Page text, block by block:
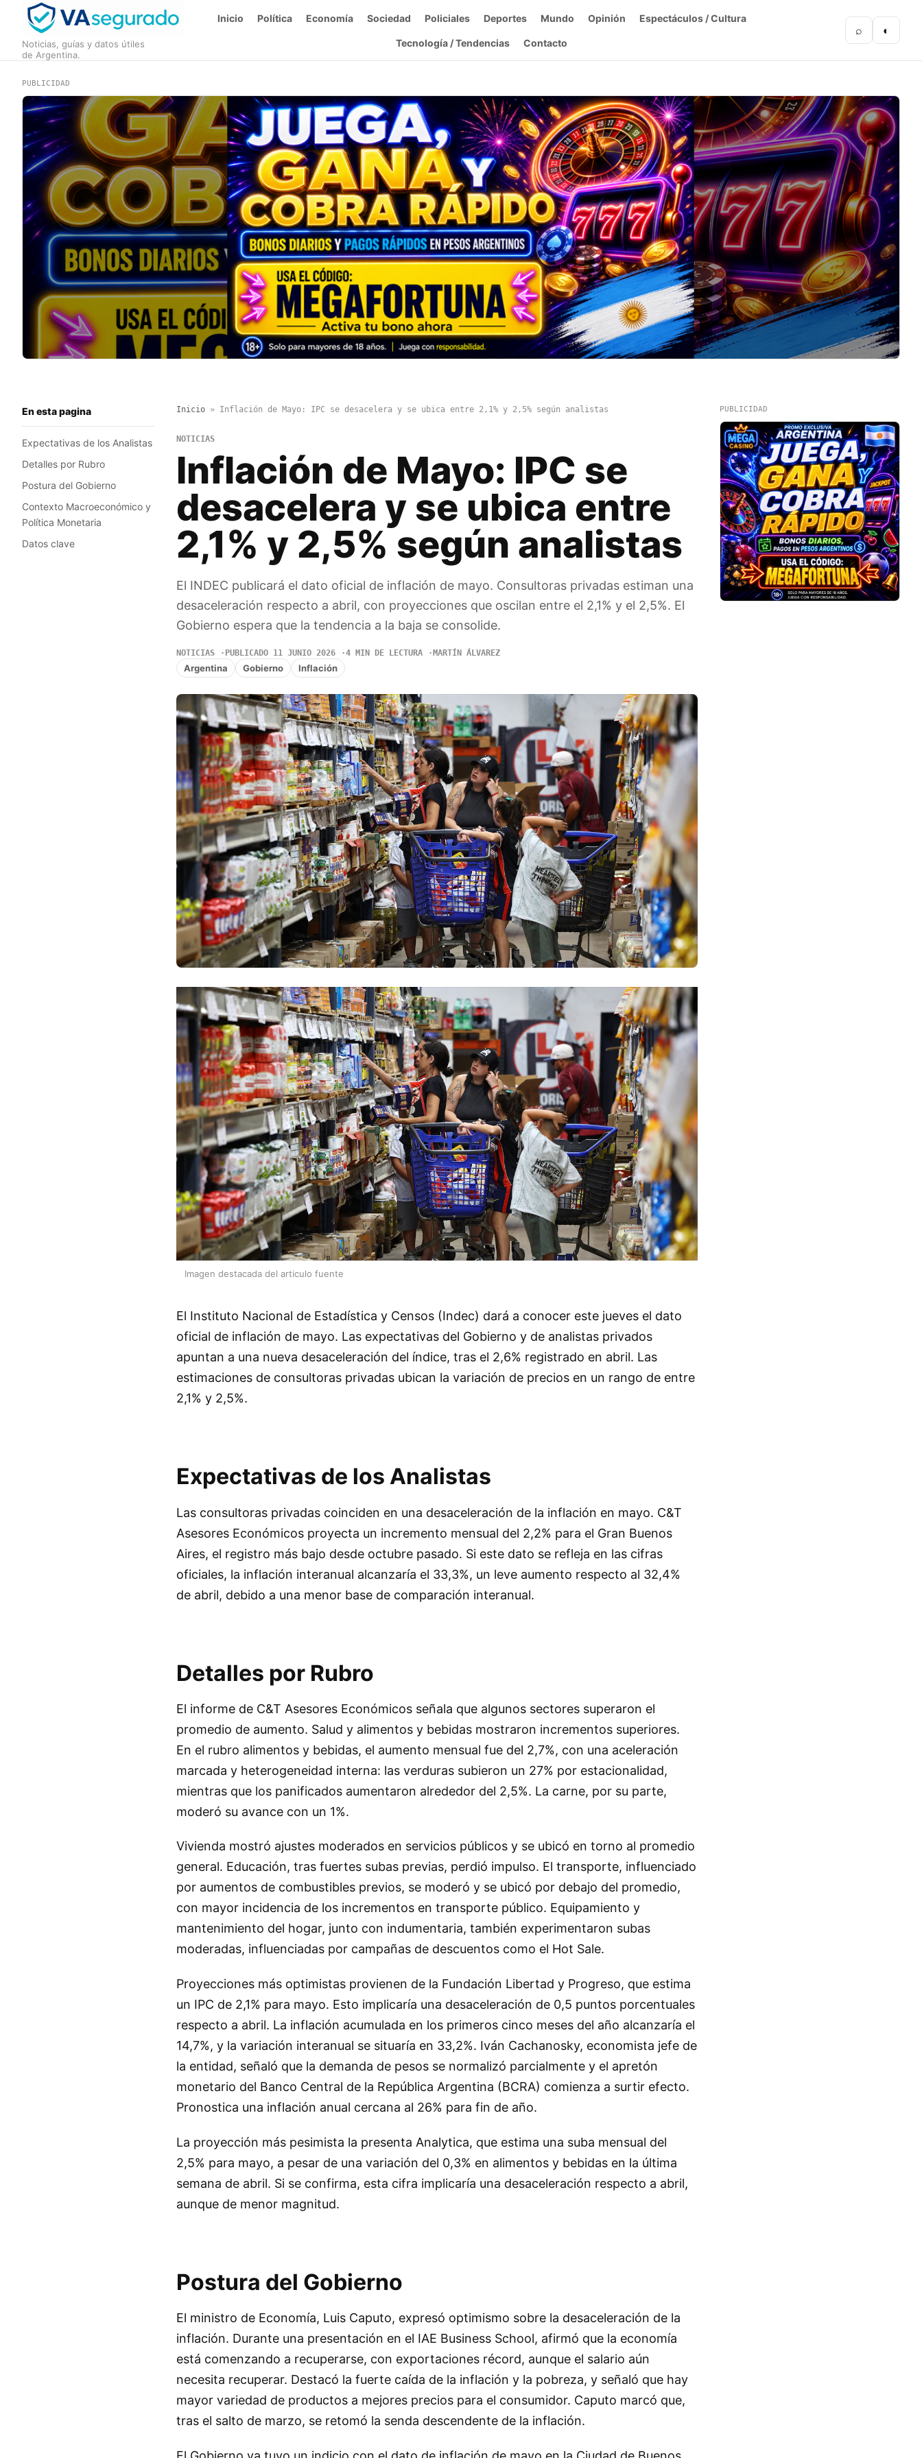
Noticias, guías y datos útiles
de Argentina.
Inicio Política Economía Sociedad Policiales Deportes Mundo Opinión Espectáculos / Cultura
Tecnología / Tendencias Contacto
⌕ ◐
PUBLICIDAD
En esta pagina
Expectativas de los Analistas
Detalles por Rubro
Postura del Gobierno
Contexto Macroeconómico y
Política Monetaria
Datos clave
Inicio» Inflación de Mayo: IPC se desacelera y se ubica entre 2,1% y 2,5% según analistas
NOTICIAS
Inflación de Mayo: IPC se
desacelera y se ubica entre
2,1% y 2,5% según analistas
El INDEC publicará el dato oficial de inflación de mayo. Consultoras privadas estiman una
desaceleración respecto a abril, con proyecciones que oscilan entre el 2,1% y el 2,5%. El
Gobierno espera que la tendencia a la baja se consolide.
NOTICIAS PUBLICADO 11 JUNIO 2026 4 MIN DE LECTURA MARTÍN ÁLVAREZ
Argentina Gobierno Inflación
Imagen destacada del articulo fuente
El Instituto Nacional de Estadística y Censos (Indec) dará a conocer este jueves el dato
oficial de inflación de mayo. Las expectativas del Gobierno y de analistas privados
apuntan a una nueva desaceleración del índice, tras el 2,6% registrado en abril. Las
estimaciones de consultoras privadas ubican la variación de precios en un rango de entre
2,1% y 2,5%.
Expectativas de los Analistas
Las consultoras privadas coinciden en una desaceleración de la inflación en mayo. C&T
Asesores Económicos proyecta un incremento mensual del 2,2% para el Gran Buenos
Aires, el registro más bajo desde octubre pasado. Si este dato se refleja en las cifras
oficiales, la inflación interanual alcanzaría el 33,3%, un leve aumento respecto al 32,4%
de abril, debido a una menor base de comparación interanual.
Detalles por Rubro
El informe de C&T Asesores Económicos señala que algunos sectores superaron el
promedio de aumento. Salud y alimentos y bebidas mostraron incrementos superiores.
En el rubro alimentos y bebidas, el aumento mensual fue del 2,7%, con una aceleración
marcada y heterogeneidad interna: las verduras subieron un 27% por estacionalidad,
mientras que los panificados aumentaron alrededor del 2,5%. La carne, por su parte,
moderó su avance con un 1%.
Vivienda mostró ajustes moderados en servicios públicos y se ubicó en torno al promedio
general. Educación, tras fuertes subas previas, perdió impulso. El transporte, influenciado
por aumentos de combustibles previos, se moderó y se ubicó por debajo del promedio,
con mayor incidencia de los incrementos en transporte público. Equipamiento y
mantenimiento del hogar, junto con indumentaria, también experimentaron subas
moderadas, influenciadas por campañas de descuentos como el Hot Sale.
Proyecciones más optimistas provienen de la Fundación Libertad y Progreso, que estima
un IPC de 2,1% para mayo. Esto implicaría una desaceleración de 0,5 puntos porcentuales
respecto a abril. La inflación acumulada en los primeros cinco meses del año alcanzaría el
14,7%, y la variación interanual se situaría en 33,2%. Iván Cachanosky, economista jefe de
la entidad, señaló que la demanda de pesos se normalizó parcialmente y el apretón
monetario del Banco Central de la República Argentina (BCRA) comienza a surtir efecto.
Pronostica una inflación anual cercana al 26% para fin de año.
La proyección más pesimista la presenta Analytica, que estima una suba mensual del
2,5% para mayo, a pesar de una variación del 0,3% en alimentos y bebidas en la última
semana de abril. Si se confirma, esta cifra implicaría una desaceleración respecto a abril,
aunque de menor magnitud.
Postura del Gobierno
El ministro de Economía, Luis Caputo, expresó optimismo sobre la desaceleración de la
inflación. Durante una presentación en el IAE Business School, afirmó que la economía
está comenzando a recuperarse, con exportaciones récord, aunque el salario aún
necesita recuperar. Destacó la fuerte caída de la inflación y la pobreza, y señaló que hay
mayor variedad de productos a mejores precios para el consumidor. Caputo marcó que,
tras el salto de marzo, se retomó la senda descendente de la inflación.
PUBLICIDAD